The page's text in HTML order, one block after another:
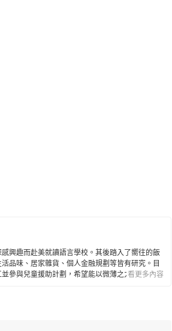
興趣而赴美就讀語言學校。其後踏入了嚮往的飯
品味、居家雜貨、個人金融規劃等皆有研究。目
參與兒童援助計劃，希望能以微薄之力對社會有
看更多內容